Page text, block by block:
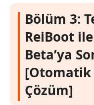
Bölüm 3:
ReiBoot
Beta’ya
[Otomatik
Çözüm]